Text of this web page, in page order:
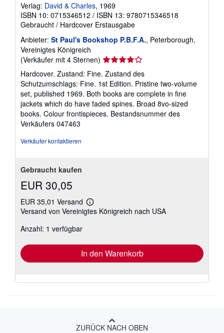
Verlag: David & Charles, 1969
ISBN 10: 0715346512 / ISBN 13: 9780715346518
Gebraucht / Hardcover Erstausgabe
Anbieter: St Paul's Bookshop P.B.F.A., Peterborough,
Vereinigtes Königreich
(Verkäufer mit 4 Sternen) Verkäuferbewertung
4
von
5
Sternen
Hardcover. Zustand: Fine. Zustand des
Schutzumschlags: Fine. 1st Edition. Pristine two-volume
set, published 1969. Both books are complete in fine
jackets which do have faded spines. Broad 8vo-sized
books. Colour frontispieces. Bestandsnummer des
Verkäufers 047463
Verkäufer kontaktieren
Gebraucht kaufen
EUR 30,05
EUR 35,01 Versand
Weitere
Informationen
Versand von Vereinigtes Königreich nach USA
Anzahl: 1 verfügbar
In den Warenkorb
ZURÜCK NACH OBEN